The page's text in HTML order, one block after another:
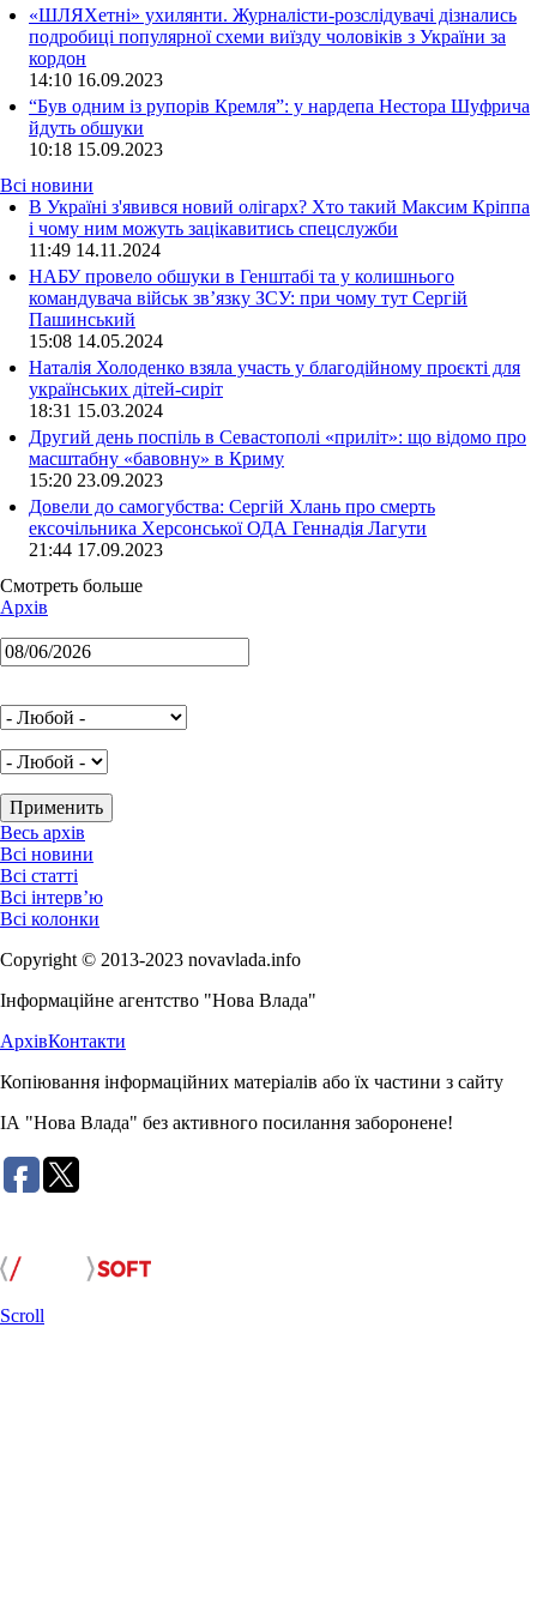
«ШЛЯХетні» ухилянти. Журналісти-розслідувачі дізнались
подробиці популярної схеми виїзду чоловіків з України за
кордон
14:10 16.09.2023
“Був одним із рупорів Кремля”: у нардепа Нестора Шуфрича
йдуть обшуки
10:18 15.09.2023
Всі новини
В Україні з'явився новий олігарх? Хто такий Максим Кріппа
і чому ним можуть зацікавитись спецслужби
11:49 14.11.2024
НАБУ провело обшуки в Генштабі та у колишнього
командувача військ зв’язку ЗСУ: при чому тут Сергій
Пашинський
15:08 14.05.2024
Наталія Холоденко взяла участь у благодійному проєкті для
українських дітей-сиріт
18:31 15.03.2024
Другий день поспіль в Севастополі «приліт»: що відомо про
масштабну «бавовну» в Криму
15:20 23.09.2023
Довели до самогубства: Сергій Хлань про смерть
ексочільника Херсонської ОДА Геннадія Лагути
21:44 17.09.2023
Смотреть больше
Архів
Весь архів
Всі новини
Всі статті
Всі інтерв’ю
Всі колонки
Copyright © 2013-2023 novavlada.info
Інформаційне агентство "Нова Влада"
АрхівКонтакти
Копіювання інформаційних матеріалів або їх частини з сайту
ІА "Нова Влада" без активного посилання заборонене!
Scroll